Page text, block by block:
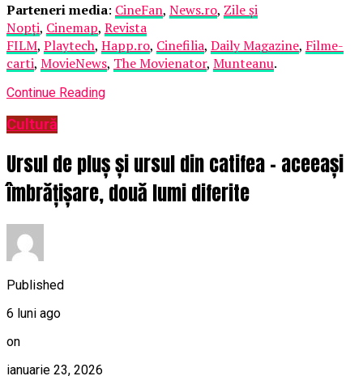
Parteneri media: CineFan, News.ro, Zile și
Nopți, Cinemap, Revista
FILM, Playtech, Happ.ro, Cinefilia, Daily Magazine, Filme-
carti, MovieNews, The Movienator, Munteanu.
Continue Reading
Cultură
Ursul de pluș și ursul din catifea – aceeași
îmbrățișare, două lumi diferite
Published
6 luni ago
on
ianuarie 23, 2026